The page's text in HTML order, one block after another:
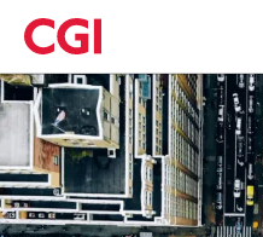
Skip
to
main
content